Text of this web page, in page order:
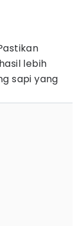
lebih
sapi yang